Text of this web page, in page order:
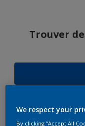
Trouver
We respect your
By clicking “Accept All